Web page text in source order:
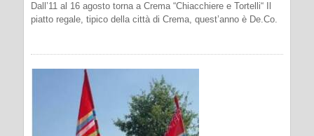
Dall’11 al 16 agosto torna a Crema “Chiacchiere e Tortelli“ Il
piatto regale, tipico della città di Crema, quest’anno è De.Co.